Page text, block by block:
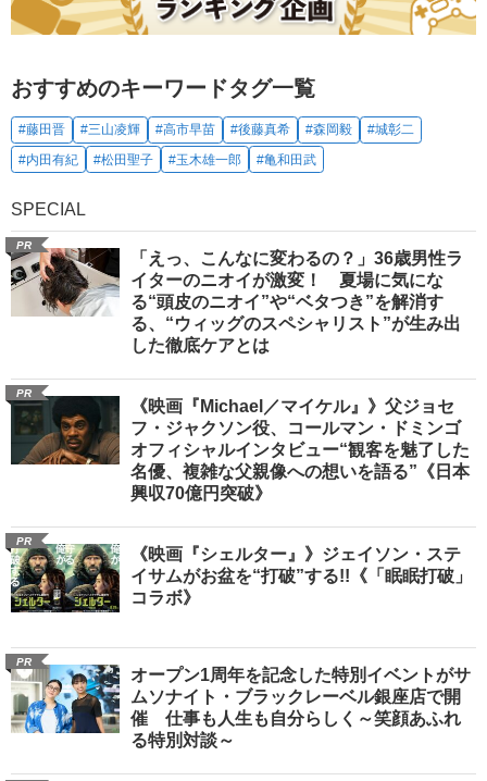
おすすめのキーワードタグ一覧
#藤田晋 #三山凌輝 #高市早苗 #後藤真希 #森岡毅
#城彰二
#内田有紀
#松田聖子 #玉木雄一郎 #亀和田武
SPECIAL
PR
「えっ、こんなに変わるの？」36歳男性ラ
イターのニオイが激変！ 夏場に気にな
る“頭皮のニオイ”や“ベタつき”を解消す
る、“ウィッグのスペシャリスト”が生み出
した徹底ケアとは
PR
《映画『Michael／マイケル』》父ジョセ
フ・ジャクソン役、コールマン・ドミンゴ
オフィシャルインタビュー“観客を魅了した
名優、複雑な父親像への想いを語る”《日本
興収70億円突破》
PR
《映画『シェルター』》ジェイソン・ステ
イサムがお盆を“打破”する!!《「眠眠打破」
コラボ》
PR
オープン1周年を記念した特別イベントがサ
ムソナイト・ブラックレーベル銀座店で開
催 仕事も人生も自分らしく～笑顔あふれ
る特別対談～